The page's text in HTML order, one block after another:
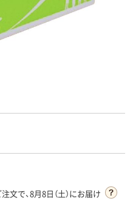
文で、8月8日（土）にお届け